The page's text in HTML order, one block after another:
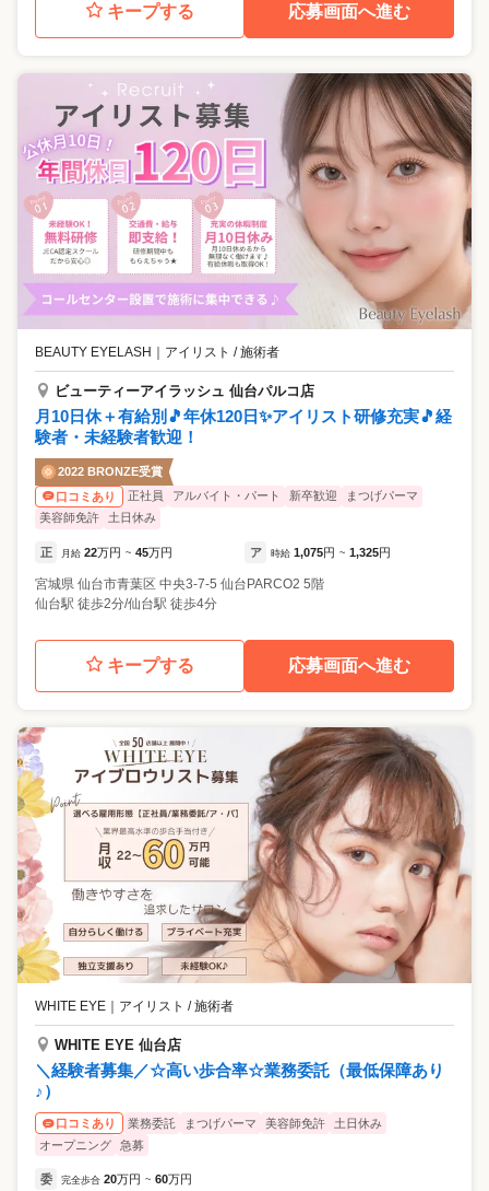
キープする 応募画面へ進む
BEAUTY EYELASH ｜ アイリスト / 施術者
ビューティーアイラッシュ 仙台パルコ店
月10日休＋有給別🎵年休120日✨アイリスト研修充実🎵経
験者・未経験者歓迎！
2022 BRONZE受賞
口コミあり
正社員 アルバイト・パート 新卒歓迎
まつげパーマ
美容師免許
土日休み
正 月給 22万円 ~ 45万円 ア 時給 1,075円 ~ 1,325円
宮城県 仙台市青葉区 中央3-7-5 仙台PARCO2 5階
仙台駅 徒歩2分/仙台駅 徒歩4分
キープする 応募画面へ進む
WHITE EYE アイリスト / 施術者
WHITE EYE 仙台店
＼経験者募集／☆高い歩合率☆業務委託（最低保障あり
♪）
口コミあり 業務委託 まつげパーマ 美容師免許
土日休み
オープニング
急募
委 完全歩合 20万円 ~ 60万円